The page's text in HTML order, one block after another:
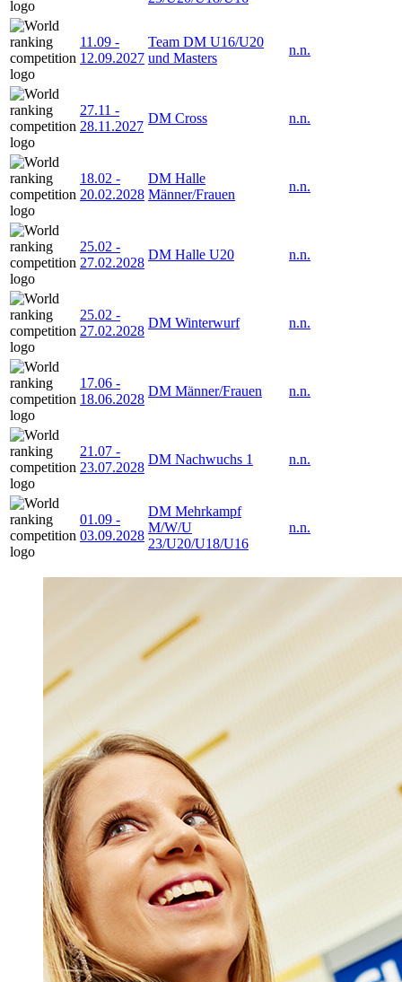
11.09 -
12.09.2027
Team DM U16/U20
und Masters
n.n.
27.11 -
28.11.2027
DM Cross n.n.
18.02 -
20.02.2028
DM Halle
Männer/Frauen
n.n.
25.02 -
27.02.2028
DM Halle U20 n.n.
25.02 -
27.02.2028
DM Winterwurf n.n.
17.06 -
18.06.2028
DM Männer/Frauen n.n.
21.07 -
23.07.2028
DM Nachwuchs 1 n.n.
01.09 -
03.09.2028
DM Mehrkampf
M/W/U
23/U20/U18/U16
n.n.